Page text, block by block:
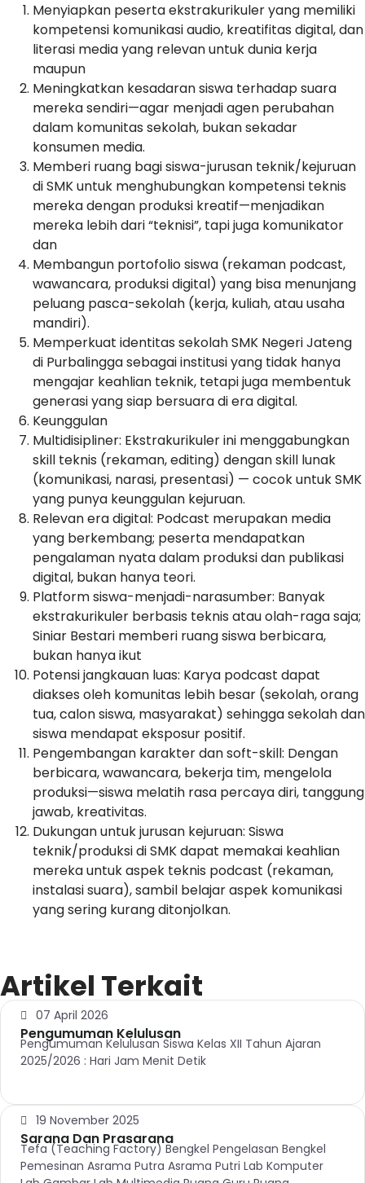
Menyiapkan peserta ekstrakurikuler yang memiliki
kompetensi komunikasi audio, kreatifitas digital, dan
literasi media yang relevan untuk dunia kerja
maupun
Meningkatkan kesadaran siswa terhadap suara
mereka sendiri—agar menjadi agen perubahan
dalam komunitas sekolah, bukan sekadar
konsumen media.
Memberi ruang bagi siswa-jurusan teknik/kejuruan
di SMK untuk menghubungkan kompetensi teknis
mereka dengan produksi kreatif—menjadikan
mereka lebih dari “teknisi”, tapi juga komunikator
dan
Membangun portofolio siswa (rekaman podcast,
wawancara, produksi digital) yang bisa menunjang
peluang pasca-sekolah (kerja, kuliah, atau usaha
mandiri).
Memperkuat identitas sekolah SMK Negeri Jateng
di Purbalingga sebagai institusi yang tidak hanya
mengajar keahlian teknik, tetapi juga membentuk
generasi yang siap bersuara di era digital.
Keunggulan
Multidisipliner: Ekstrakurikuler ini menggabungkan
skill teknis (rekaman, editing) dengan skill lunak
(komunikasi, narasi, presentasi) — cocok untuk SMK
yang punya keunggulan kejuruan.
Relevan era digital: Podcast merupakan media
yang berkembang; peserta mendapatkan
pengalaman nyata dalam produksi dan publikasi
digital, bukan hanya teori.
Platform siswa-menjadi-narasumber: Banyak
ekstrakurikuler berbasis teknis atau olah-raga saja;
Siniar Bestari memberi ruang siswa berbicara,
bukan hanya ikut
Potensi jangkauan luas: Karya podcast dapat
diakses oleh komunitas lebih besar (sekolah, orang
tua, calon siswa, masyarakat) sehingga sekolah dan
siswa mendapat eksposur positif.
Pengembangan karakter dan soft-skill: Dengan
berbicara, wawancara, bekerja tim, mengelola
produksi—siswa melatih rasa percaya diri, tanggung
jawab, kreativitas.
Dukungan untuk jurusan kejuruan: Siswa
teknik/produksi di SMK dapat memakai keahlian
mereka untuk aspek teknis podcast (rekaman,
instalasi suara), sambil belajar aspek komunikasi
yang sering kurang ditonjolkan.
Artikel Terkait
07 April 2026
Pengumuman Kelulusan
Pengumuman Kelulusan Siswa Kelas XII Tahun Ajaran
2025/2026 : Hari Jam Menit Detik
19 November 2025
Sarana Dan Prasarana
Tefa (Teaching Factory) Bengkel Pengelasan Bengkel
Pemesinan Asrama Putra Asrama Putri Lab Komputer